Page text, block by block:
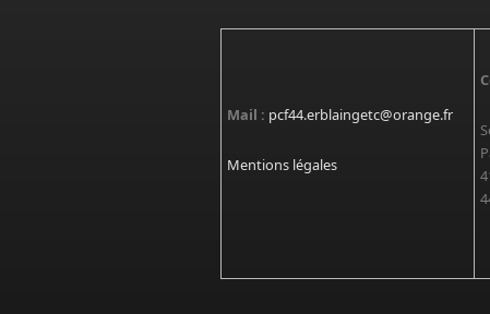
Mail : pcf44.erblaingetc@orange.fr
Mentions légales